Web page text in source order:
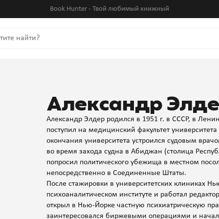
Book Hunter - Твой любимый книжный
Александр
Александр Элдер родился в 1951 г. в СССР, в
поступил на медицинский факультет
окончания университета устроился судовым
во время захода судна в Абиджан (столица
попросил политического убежища в местном
непосредственно в Соединенные Штаты.
После стажировки в университетских клиниках
психоаналитическом институте и работал
открыл в Нью-Йорке частную психиатрическую
заинтересовался биржевыми операциями и